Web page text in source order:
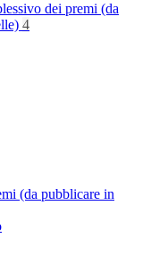
dei premi (da
4
(da pubblicare in